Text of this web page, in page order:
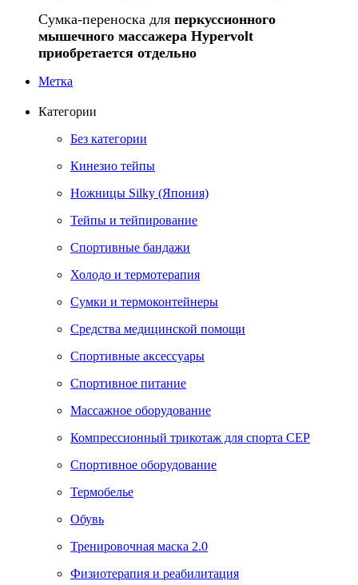
Сумка-переноска для перкуссионного
мышечного массажера Hypervolt
приобретается отдельно
Метка
Категории
Без категории
Кинезио тейпы
Ножницы Silky (Япония)
Тейпы и тейпирование
Спортивные бандажи
Холодо и термотерапия
Сумки и термоконтейнеры
Средства медицинской помощи
Спортивные аксессуары
Спортивное питание
Массажное оборудование
Компрессионный трикотаж для спорта СЕР
Спортивное оборудование
Термобелье
Обувь
Тренировочная маска 2.0
Физиотерапия и реабилитация